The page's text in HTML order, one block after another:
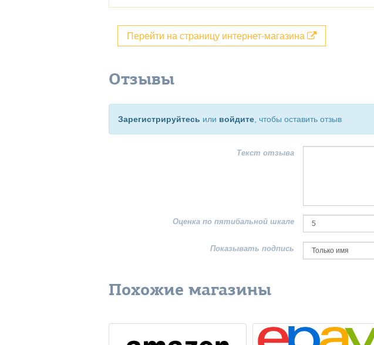
Перейти на страницу интернет-магазина
Отзывы
Зарегистрируйтесь или войдите , чтобы оставить отзыв
Текст отзыва
Оценка по пятибальной шкале
Показывать подпись
Похожие магазины